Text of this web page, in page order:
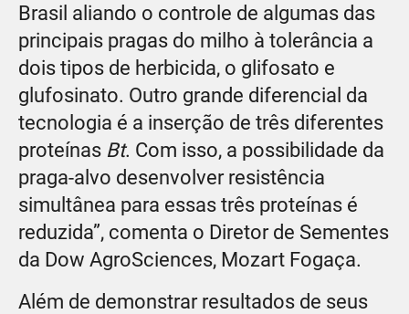
Brasil aliando o controle de algumas das
principais pragas do milho à tolerância a
dois tipos de herbicida, o glifosato e
glufosinato. Outro grande diferencial da
tecnologia é a inserção de três diferentes
proteínas Bt. Com isso, a possibilidade da
praga-alvo desenvolver resistência
simultânea para essas três proteínas é
reduzida”, comenta o Diretor de Sementes
da Dow AgroSciences, Mozart Fogaça.
Além de demonstrar resultados de seus